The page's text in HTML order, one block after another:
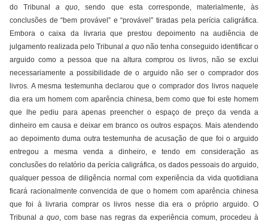
do Tribunala quo, sendo que esta corresponde, materialmente, às
conclusões de “bem provável” e “provável” tiradas pela perícia caligráfica.
Embora o caixa da livraria que prestou depoimento na audiência de
julgamento realizada pelo Tribunala quonão tenha conseguido identificar o
arguido como a pessoa que na altura comprou os livros, não se exclui
necessariamente a possibilidade de o arguido não ser o comprador dos
livros. A mesma testemunha declarou que o comprador dos livros naquele
dia era um homem com aparência chinesa, bem como que foi este homem
que lhe pediu para apenas preencher o espaço de preço da venda a
dinheiro em causa e deixar em branco os outros espaços. Mais atendendo
ao depoimento duma outra testemunha de acusação de que foi o arguido
entregou a mesma venda a dinheiro, e tendo em consideração as
conclusões do relatório da perícia caligráfica, os dados pessoais do arguido,
qualquer pessoa de diligência normal com experiência da vida quotidiana
ficará racionalmente convencida de que o homem com aparência chinesa
que foi à livraria comprar os livros nesse dia era o próprio arguido. O
Tribunal a quo, com base nas regras da experiência comum, procedeu à